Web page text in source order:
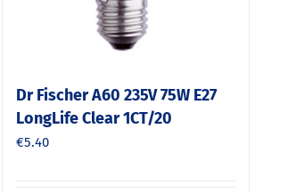
Dr Fischer A60 235V 75W E27
LongLife Clear 1CT/20
€5.40